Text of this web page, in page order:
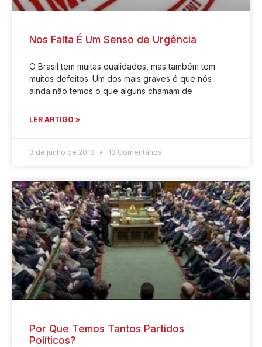
Nos Falta É Um Senso de Urgência
O Brasil tem muitas qualidades, mas também tem
muitos defeitos. Um dos mais graves é que nós
ainda não temos o que alguns chamam de
LER ARTIGO »
3 de junho de 2013 13 Comentários
Por Que Temos Tantos Partidos
Políticos?